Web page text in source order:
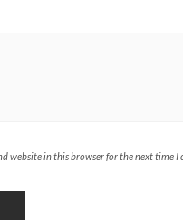
website in this browser for the next time I